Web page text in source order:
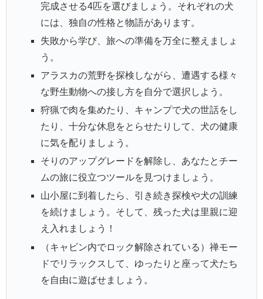
完成させる4匹を選びましょう。それぞれの犬
には、独自の性格と物語があります。
失敗から学び、旅への準備を万全に整えましょ
う。
アラスカの荒野を探検しながら、遭遇する様々
な野生動物への接し方を自分で選択しよう。
狩猟で肉を集めたり、キャンプで犬の世話をし
たり、十分な休息をとらせたりして、犬の健康
に気を配りましょう。
そりのアップグレードを解除し、あなたとチー
ムの旅に役立つツールを見つけましょう。
山小屋に到着したら、引き続き探検や犬の訓練
を続けましょう。そして、残った犬は里親に迎
え入れましょう！
（キャビン内でロック解除されている）禅モー
ドでリラックスして、ゆったりと座って犬たち
を自由に遊ばせましょう。